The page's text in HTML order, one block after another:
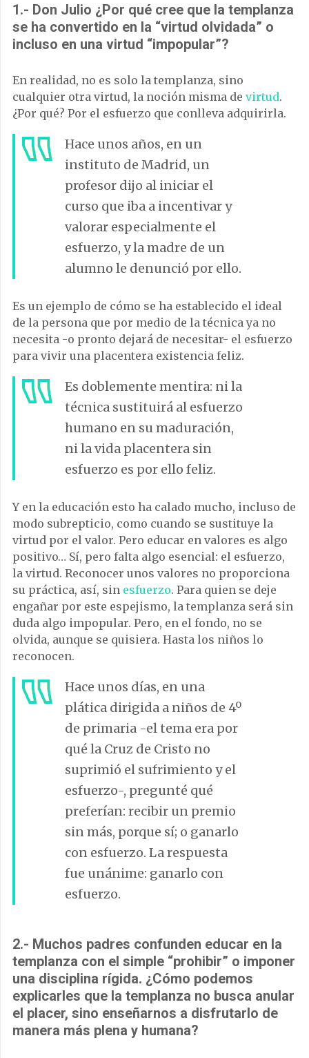
1.- Don Julio ¿Por qué cree que la templanza
se ha convertido en la “virtud olvidada” o
incluso en una virtud “impopular”?
En realidad, no es solo la templanza, sino
cualquier otra virtud, la noción misma de virtud.
¿Por qué? Por el esfuerzo que conlleva adquirirla.
Hace unos años, en un
instituto de Madrid, un
profesor dijo al iniciar el
curso que iba a incentivar y
valorar especialmente el
esfuerzo, y la madre de un
alumno le denunció por ello.
Es un ejemplo de cómo se ha establecido el ideal
de la persona que por medio de la técnica ya no
necesita -o pronto dejará de necesitar- el esfuerzo
para vivir una placentera existencia feliz.
Es doblemente mentira: ni la
técnica sustituirá al esfuerzo
humano en su maduración,
ni la vida placentera sin
esfuerzo es por ello feliz.
Y en la educación esto ha calado mucho, incluso de
modo subrepticio, como cuando se sustituye la
virtud por el valor. Pero educar en valores es algo
positivo… Sí, pero falta algo esencial: el esfuerzo,
la virtud. Reconocer unos valores no proporciona
su práctica, así, sin esfuerzo. Para quien se deje
engañar por este espejismo, la templanza será sin
duda algo impopular. Pero, en el fondo, no se
olvida, aunque se quisiera. Hasta los niños lo
reconocen.
Hace unos días, en una
plática dirigida a niños de 4º
de primaria -el tema era por
qué la Cruz de Cristo no
suprimió el sufrimiento y el
esfuerzo-, pregunté qué
preferían: recibir un premio
sin más, porque sí; o ganarlo
con esfuerzo. La respuesta
fue unánime: ganarlo con
esfuerzo.
2.- Muchos padres confunden educar en la
templanza con el simple “prohibir” o imponer
una disciplina rígida. ¿Cómo podemos
explicarles que la templanza no busca anular
el placer, sino enseñarnos a disfrutarlo de
manera más plena y humana?